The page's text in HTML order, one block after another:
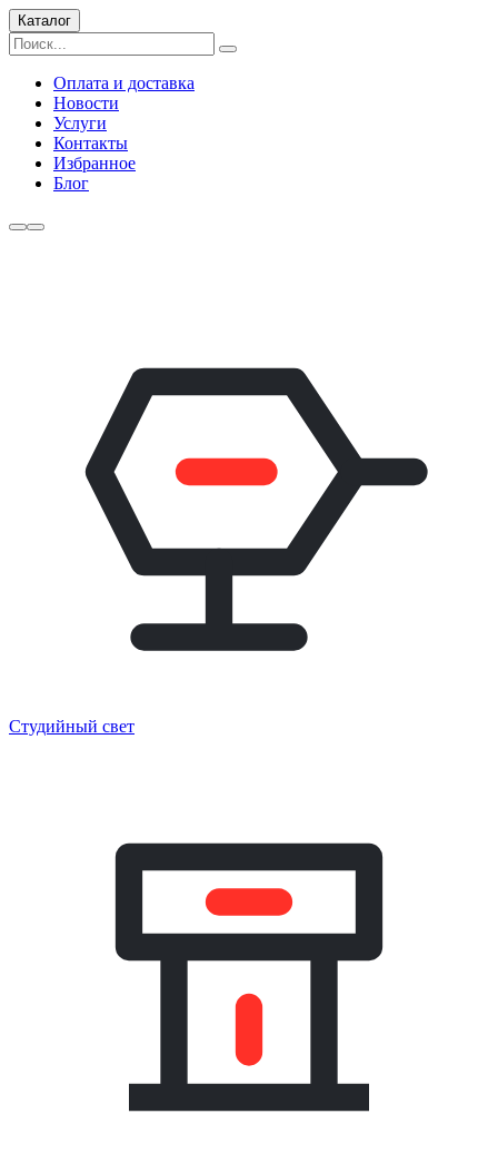
Каталог
Оплата и доставка
Новости
Услуги
Контакты
Избранное
Блог
Студийный свет